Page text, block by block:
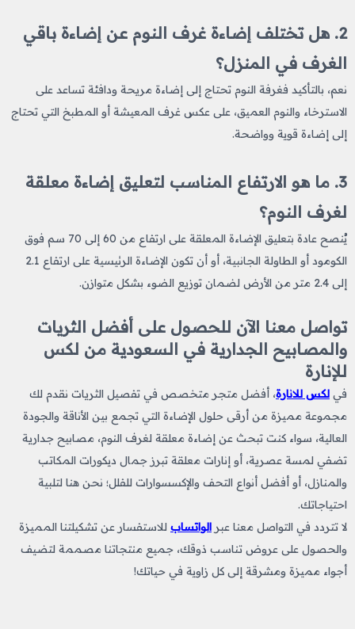
2. هل تختلف إضاءة غرف النوم عن إضاءة باقي
الغرف في المنزل؟
نعم، بالتأكيد فغرفة النوم تحتاج إلى إضاءة مريحة ودافئة تساعد على
الاسترخاء والنوم العميق، على عكس غرف المعيشة أو المطبخ التي تحتاج
إلى إضاءة قوية وواضحة.
3. ما هو الارتفاع المناسب لتعليق إضاءة معلقة
لغرف النوم؟
يُنصح عادة بتعليق الإضاءة المعلقة على ارتفاع من 60 إلى 70 سم فوق
الكومود أو الطاولة الجانبية، أو أن تكون الإضاءة الرئيسية على ارتفاع 2.1
إلى 2.4 متر من الأرض لضمان توزيع الضوء بشكل متوازن.
تواصل معنا الآن للحصول على أفضل الثريات
والمصابيح الجدارية في السعودية من لكس
للإنارة
في لكس للانارة، أفضل متجر متخصص في تفصيل الثريات نقدم لك
مجموعة مميزة من أرقى حلول الإضاءة التي تجمع بين الأناقة والجودة
العالية، سواء كنت تبحث عن إضاءة معلقة لغرف النوم، مصابيح جدارية
تضفي لمسة عصرية، أو إنارات معلقة تبرز جمال ديكورات المكاتب
والمنازل، أو أفضل أنواع التحف والإكسسوارات للفلل؛ نحن هنا لتلبية
احتياجاتك.
لا تتردد في التواصل معنا عبر الواتساب للاستفسار عن تشكيلتنا المميزة
والحصول على عروض تناسب ذوقك، جميع منتجاتنا مصممة لتضيف
أجواء مميزة ومشرقة إلى كل زاوية في حياتك!